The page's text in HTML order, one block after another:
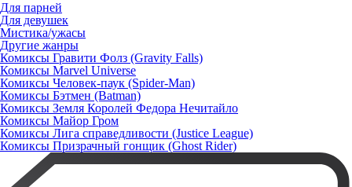
Для парней
Для девушек
Мистика/ужасы
Другие жанры
Комиксы Гравити Фолз (Gravity Falls)
Комиксы Marvel Universe
Комиксы Человек-паук (Spider-Man)
Комиксы Бэтмен (Batman)
Комиксы Земля Королей Федора Нечитайло
Комиксы Майор Гром
Комиксы Лига справедливости (Justice League)
Комиксы Призрачный гонщик (Ghost Rider)